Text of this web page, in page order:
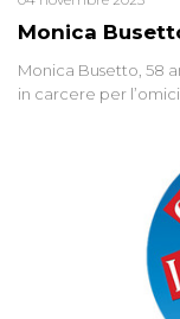
Monica
Monica Busetto, 58
in carcere per
minuscola su una
2015 un’altra donna
colpevoli per un